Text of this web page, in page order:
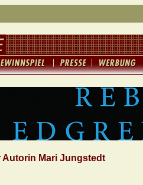
Mari Jungstedt